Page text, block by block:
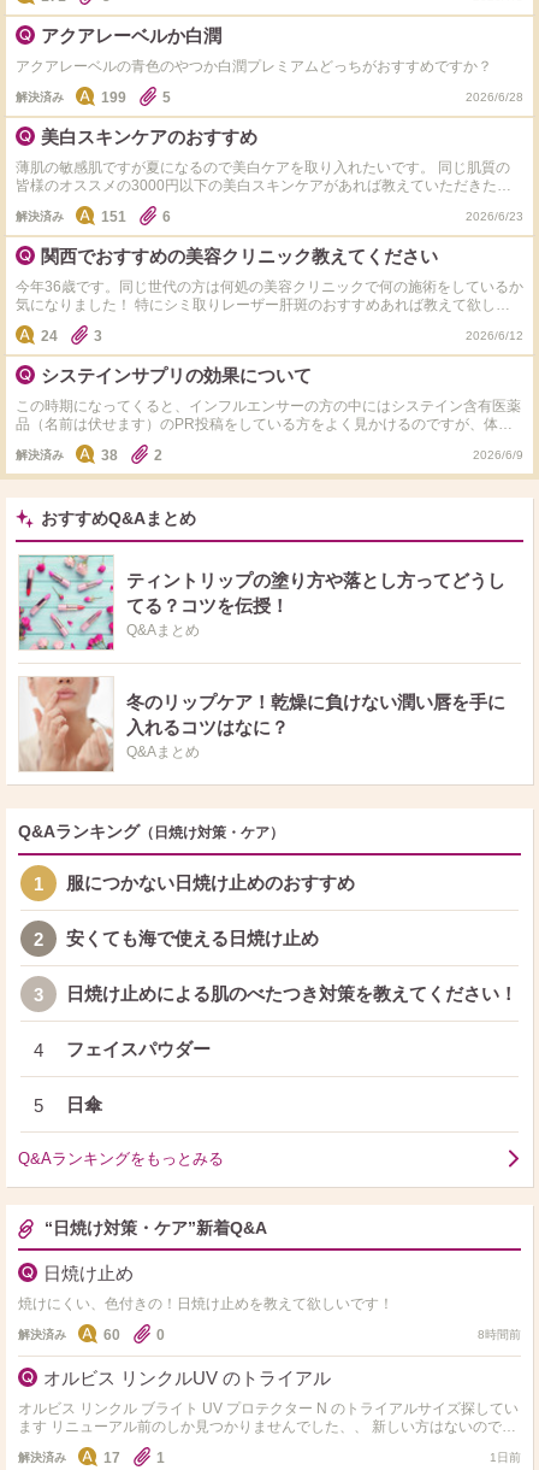
アクアレーベルか白潤
アクアレーベルの青色のやつか白潤プレミアムどっちがおすすめですか？
解決済み 199 5 2026/6/28
美白スキンケアのおすすめ
薄肌の敏感肌ですが夏になるので美白ケアを取り入れたいです。 同じ肌質の
皆様のオススメの3000円以下の美白スキンケアがあれば教えていただきたい
解決済み 151 6 2026/6/23
関西でおすすめの美容クリニック教えてください
今年36歳です。同じ世代の方は何処の美容クリニックで何の施術をしているか
気になりました！ 特にシミ取りレーザー肝斑のおすすめあれば教えて欲しい
です。
24 3 2026/6/12
システインサプリの効果について
この時期になってくると、インフルエンサーの方の中にはシステイン含有医薬
品（名前は伏せます）のPR投稿をしている方をよく見かけるのですが、体の
中での変換効率なんて個人差がありますしグルタチオンサプリを摂ったほうが
良いのでは？と疑問に思うことがあります。 みなさんはどう考えてますか？
解決済み 38 2 2026/6/9
おすすめQ&Aまとめ
ティントリップの塗り方や落とし方ってどうし
てる？コツを伝授！
Q&Aまとめ
冬のリップケア！乾燥に負けない潤い唇を手に
入れるコツはなに？
Q&Aまとめ
Q&Aランキング （日焼け対策・ケア）
1 服につかない日焼け止めのおすすめ
2 安くても海で使える日焼け止め
3 日焼け止めによる肌のべたつき対策を教えてください！
4 フェイスパウダー
5 日傘
Q&Aランキングをもっとみる
“日焼け対策・ケア”新着Q&A
日焼け止め
焼けにくい、色付きの！日焼け止めを教えて欲しいです！
解決済み 60 0 8時間前
オルビス リンクルUV のトライアル
オルビス リンクル ブライト UV プロテクター N のトライアルサイズ探してい
ます リニューアル前のしか見つかりませんでした、、 新しい方はないのです
かね？ 使用感比べた方いたら質…
解決済み 17 1 1日前